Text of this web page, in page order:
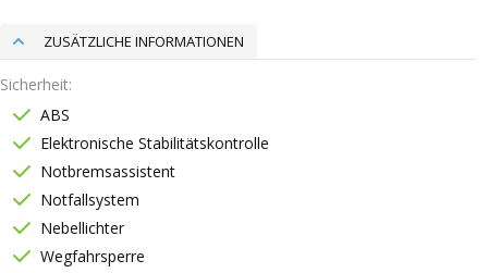
ZUSÄTZLICHE INFORMATIONEN
Sicherheit
ABS
Elektronische Stabilitätskontrolle
Notbremsassistent
Notfallsystem
Nebellichter
Wegfahrsperre